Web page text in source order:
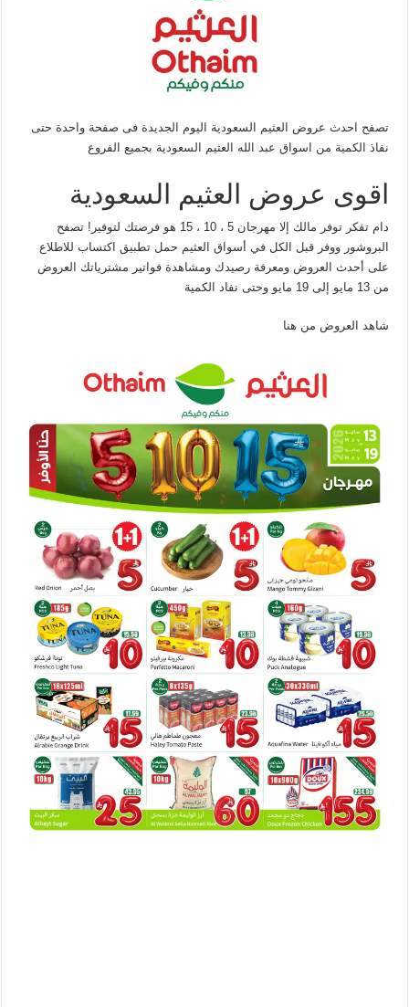
تصفح احدث عروض العثيم السعودية اليوم الجديدة فى صفحة واحدة حتى
نفاذ الكمية من اسواق عبد الله العثيم السعودية بجميع الفروع
اقوى عروض العثيم السعودية
دام تفكر توفر مالك إلا مهرجان 5 ، 10 ، 15 هو فرصتك لتوفير! تصفح
البروشور ووفر قبل الكل في أسواق العثيم حمل تطبيق اكتساب للاطلاع
على أحدث العروض ومعرفة رصيدك ومشاهدة فواتير مشترياتك العروض
من 13 مايو إلى 19 مايو وحتى نفاد الكمية
شاهد العروض من هنا